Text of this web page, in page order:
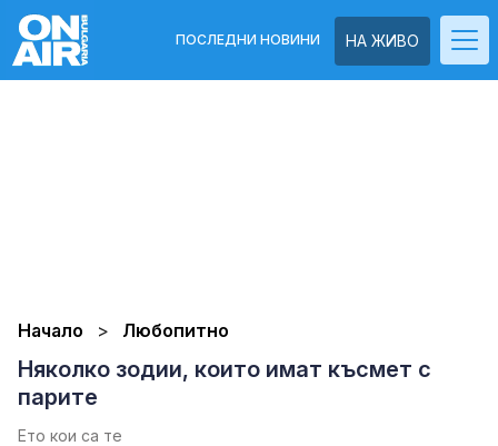
НА ЖИВО
ПОСЛЕДНИ НОВИНИ
Начало Любопитно
Няколко зодии, които имат късмет с
парите
Ето кои са те